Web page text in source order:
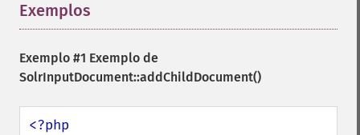
Exemplos
Exemplo #1 Exemplo de
SolrInputDocument::addChildDocument()
<?php